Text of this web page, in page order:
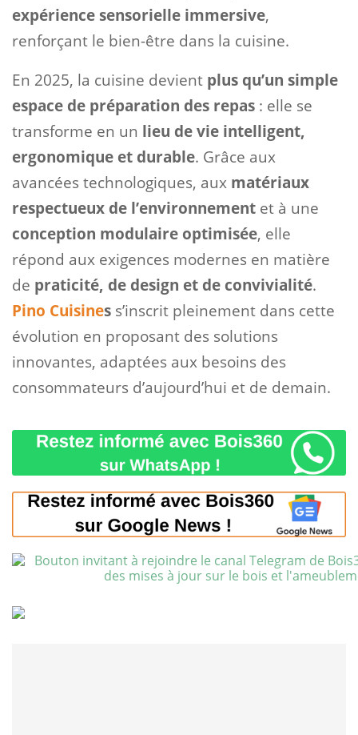
expérience sensorielle immersive,
renforçant le bien-être dans la cuisine.
En 2025, la cuisine devient plus qu’un simple
espace de préparation des repas : elle se
transforme en un lieu de vie intelligent,
ergonomique et durable. Grâce aux
avancées technologiques, aux matériaux
respectueux de l’environnement et à une
conception modulaire optimisée, elle
répond aux exigences modernes en matière
de praticité, de design et de convivialité.
Pino Cuisines s’inscrit pleinement dans cette
évolution en proposant des solutions
innovantes, adaptées aux besoins des
consommateurs d’aujourd’hui et de demain.